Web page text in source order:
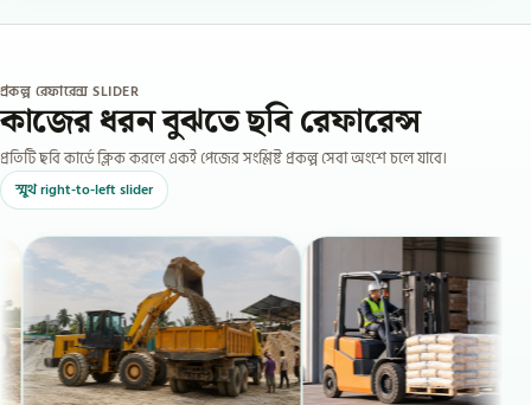
প্রকল্প রেফারেন্স SLIDER
কাজের ধরন বুঝতে ছবি রেফারেন্স
প্রতিটি ছবি কার্ডে ক্লিক করলে একই পেজের সংশ্লিষ্ট প্রকল্প সেবা অংশে চলে যাবে।
স্মুথ right-to-left slider